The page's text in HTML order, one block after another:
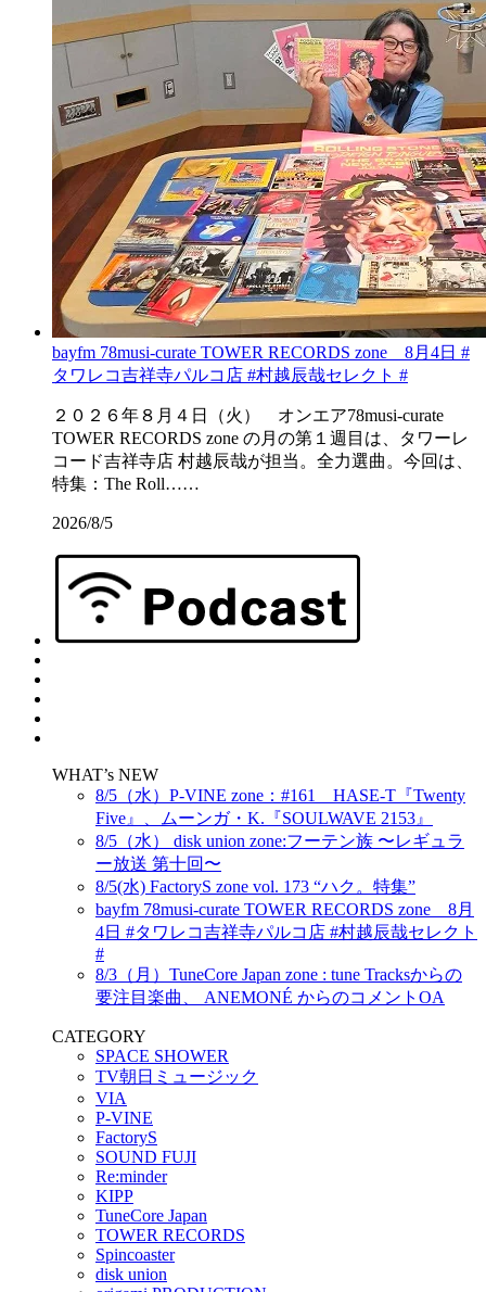
bayfm 78musi-curate TOWER RECORDS zone 8月4日 #
タワレコ吉祥寺パルコ店 #村越辰哉セレクト #
２０２６年８月４日（火） オンエア78musi-curate
TOWER RECORDS zone の月の第１週目は、タワーレ
コード吉祥寺店 村越辰哉が担当。全力選曲。今回は、
特集：The Roll……
2026/8/5
WHAT’s NEW
8/5（水）P-VINE zone：#161 HASE-T『Twenty
Five』、ムーンガ・K.『SOULWAVE 2153』
8/5（水） disk union zone:フーテン族 〜レギュラ
ー放送 第十回〜
8/5(水) FactoryS zone vol. 173 “ハク。特集”
bayfm 78musi-curate TOWER RECORDS zone 8月
4日 #タワレコ吉祥寺パルコ店 #村越辰哉セレクト
#
8/3（月）TuneCore Japan zone : tune Tracksからの
要注目楽曲、 ANEMONÉ からのコメントOA
CATEGORY
SPACE SHOWER
TV朝日ミュージック
VIA
P-VINE
FactoryS
SOUND FUJI
Re:minder
KIPP
TuneCore Japan
TOWER RECORDS
Spincoaster
disk union